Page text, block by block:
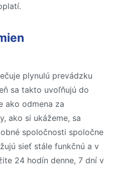
plynulú prevádzku
sa takto uvoľňujú do
ako odmena za
ako si ukážeme, sa
spoločnosti spoločne
sieť stále funkčnú a v
24 hodín denne, 7 dní v